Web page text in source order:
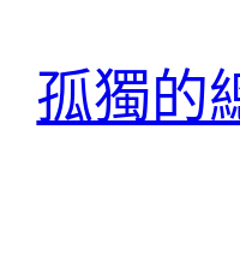
孤獨的